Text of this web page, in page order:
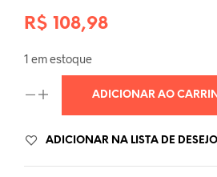
R$ 108,98
1 em estoque
ADICIONAR AO
ADICIONAR NA LISTA DE